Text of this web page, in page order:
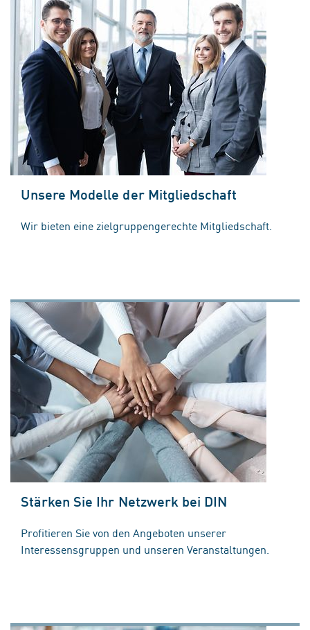
Unsere Modelle der Mitgliedschaft
Wir bieten eine zielgruppengerechte Mitgliedschaft.
Stärken Sie Ihr Netzwerk bei DIN
Profitieren Sie von den Angeboten unserer
Interessensgruppen und unseren Veranstaltungen.